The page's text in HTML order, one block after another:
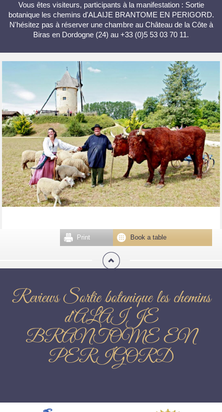
Vous êtes visiteurs, participants à la manifestation : Sortie
botanique les chemins d'ALAIJE BRANTOME EN PERIGORD.
N'hésitez pas à réserver une chambre au Château de la Côte à
Biras en Dordogne (24) au +33 (0)5 53 03 70 11.
Book a table
Print
Reviews Sortie botanique les chemins
d'ALAIJE
BRANTOME EN
PERIGORD